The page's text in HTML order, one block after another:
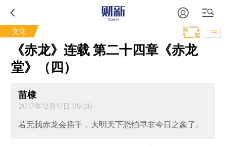
文化 T中
《赤龙》连载 第二十四章《赤龙
堂》（四）
苗棣
2017年12月17日 09:00
若无我赤龙会插手，大明天下恐怕早非今日之象了。